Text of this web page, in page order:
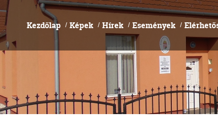
Kezdőlap / Képek / Hírek / Események /